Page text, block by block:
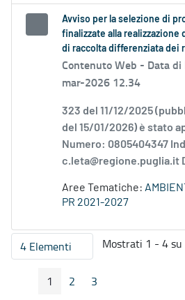
Avviso per la selezione di
finalizzate alla
di raccolta differenziata dei
Contenuto Web - Data
mar-2026 12.34
323 del 11/12/2025
del 15/01/2026) è stato
Numero: 0805404347
c.leta@regione.puglia.it
Aree Tematiche:
PR 2021-2027
4 ElementiPer pagina
Mostrati 1 - 4
Pagina Precedente
Pagina
1 Pagina
2 Pagina
3